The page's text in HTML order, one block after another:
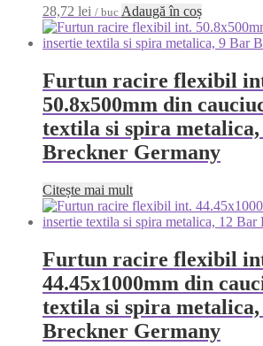
28,72 lei / buc Adaugă în coș
Furtun racire flexibil
50.8x500mm din
textila si spira
Breckner Germany
Citește mai mult
Furtun racire flexibil
44.45x1000mm din
textila si spira
Breckner Germany